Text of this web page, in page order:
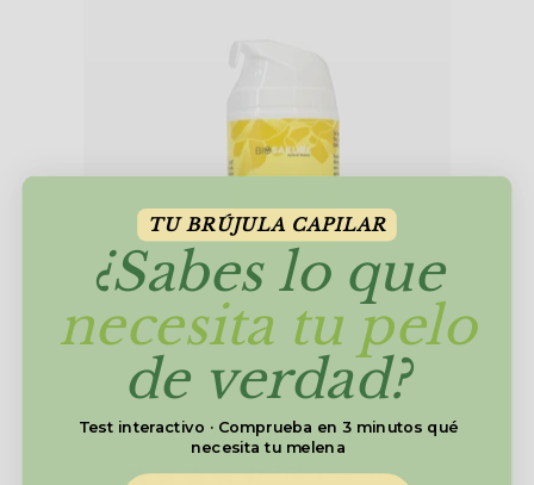
ADORE CURL GEL
385 reseñas
TU BRÚJULA CAPILAR
¿Sabes lo que
necesita tu pelo
de verdad?
Test interactivo · Comprueba en 3 minutos qué
necesita tu melena